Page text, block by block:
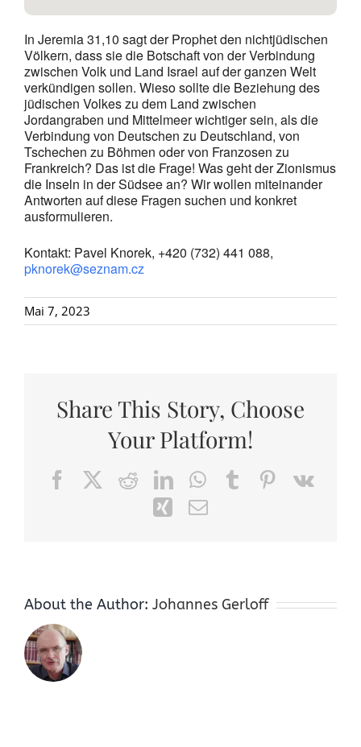
In Jeremia 31,10 sagt der Prophet den nichtjüdischen
Völkern, dass sie die Botschaft von der Verbindung
zwischen Volk und Land Israel auf der ganzen Welt
verkündigen sollen. Wieso sollte die Beziehung des
jüdischen Volkes zu dem Land zwischen
Jordangraben und Mittelmeer wichtiger sein, als die
Verbindung von Deutschen zu Deutschland, von
Tschechen zu Böhmen oder von Franzosen zu
Frankreich? Das ist die Frage! Was geht der Zionismus
die Inseln in der Südsee an? Wir wollen miteinander
Antworten auf diese Fragen suchen und konkret
ausformulieren.
Kontakt: Pavel Knorek, +420 (732) 441 088,
pknorek@seznam.cz
Mai 7, 2023
Share This Story, Choose
Your Platform!
FacebookRedditLinkedInWhatsApp
TumblrPinterest
Vk
XingEmail
About the Author: Johannes Gerloff